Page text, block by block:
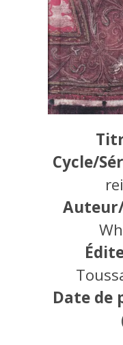
Cycle/
Date de